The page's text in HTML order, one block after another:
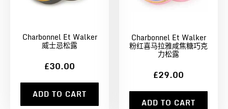
Charbonnel Et Walker
威士忌松露
£30.00
ADD TO CART
Charbonnel Et Walker
粉红喜马拉雅咸焦糖巧克
力松露
£29.00
ADD TO CART